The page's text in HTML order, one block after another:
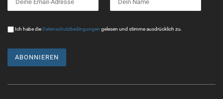
i
a
o
Ich habe dieDatenschutzbedingungen gelesen und stimme ausdrücklich zu.